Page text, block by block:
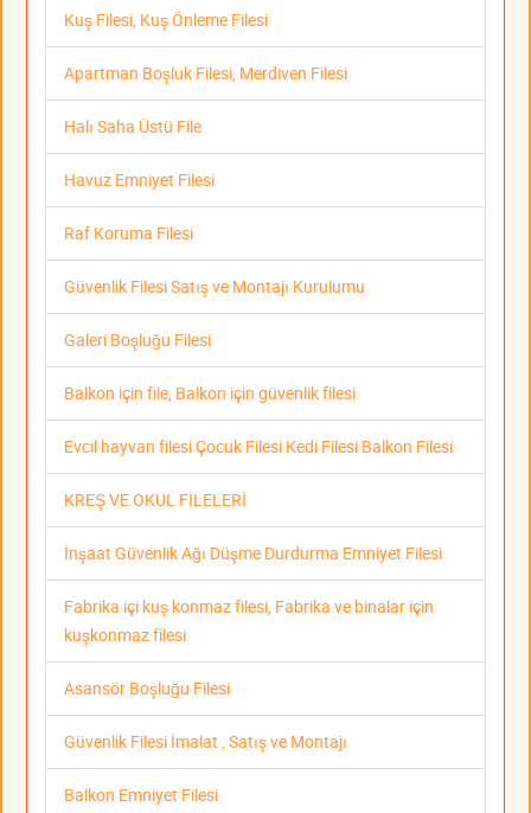
Kuş Filesi, Kuş Önleme Filesi
Apartman Boşluk Filesi, Merdiven Filesi
Halı Saha Üstü File
Havuz Emniyet Filesi
Raf Koruma Filesi
Güvenlik Filesi Satış ve Montajı Kurulumu
Galeri Boşluğu Filesi
Balkon için file, Balkon için güvenlik filesi
Evcil hayvan filesi Çocuk Filesi Kedi Filesi Balkon Filesi
KREŞ VE OKUL FİLELERİ
İnşaat Güvenlik Ağı Düşme Durdurma Emniyet Filesi
Fabrika içi kuş konmaz filesi, Fabrika ve binalar için
kuşkonmaz filesi
Asansör Boşluğu Filesi
Güvenlik Filesi İmalat , Satış ve Montajı
Balkon Emniyet Filesi